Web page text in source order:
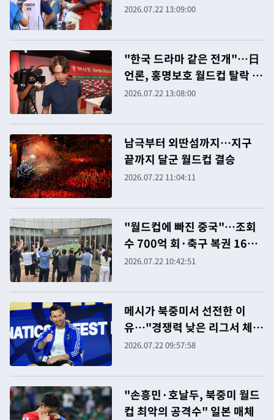
2026.07.22 13:09:00
"한국 드라마 같은 전개"…日
언론, 홍명보호 월드컵 탈락 집
중 조명
2026.07.22 13:08:00
남극부터 외딴섬까지…지구
끝까지 달군 월드컵 결승
2026.07.22 11:04:11
"월드컵에 빠진 중국"…조회
수 700억 회·축구 복권 16조
원 팔려
2026.07.22 10:42:51
메시가 북중미서 선전한 이
유…"경쟁력 낮은 리그서 체력
안배"
2026.07.22 09:57:58
"손흥민·호날두, 북중미 월드
컵 최악의 공격수" 일본 매체